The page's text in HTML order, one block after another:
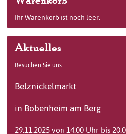
Ihr Warenkorb ist noch leer.
Aktuelles
Besuchen Sie uns:
Belznickelmarkt
in Bobenheim am Berg
29.11.2025 von 14:00 Uhr bis